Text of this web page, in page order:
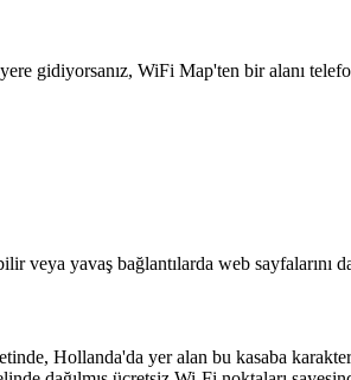
gidiyorsanız, WiFi Map'ten bir alanı
veya yavaş bağlantılarda web sayfalarını
Hollanda'da yer alan bu kasaba